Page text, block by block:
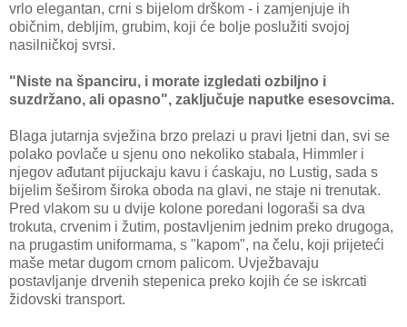
vrlo elegantan, crni s bijelom drškom - i zamjenjuje ih
običnim, debljim, grubim, koji će bolje poslužiti svojoj
nasilničkoj svrsi.
"Niste na španciru, i morate izgledati ozbiljno i
suzdržano, ali opasno", zaključuje naputke esesovcima.
Blaga jutarnja svježina brzo prelazi u pravi ljetni dan, svi se
polako povlače u sjenu ono nekoliko stabala, Himmler i
njegov ađutant pijuckaju kavu i ćaskaju, no Lustig, sada s
bijelim šeširom široka oboda na glavi, ne staje ni trenutak.
Pred vlakom su u dvije kolone poredani logoraši sa dva
trokuta, crvenim i žutim, postavljenim jednim preko drugoga,
na prugastim uniformama, s "kapom", na čelu, koji prijeteći
maše metar dugom crnom palicom. Uvježbavaju
postavljanje drvenih stepenica preko kojih će se iskrcati
židovski transport.